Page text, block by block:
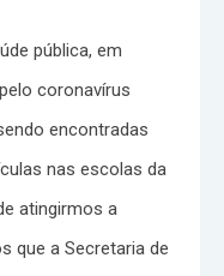
pública, em
coronavírus
encontradas
nas escolas da
atingirmos a
que a Secretaria de